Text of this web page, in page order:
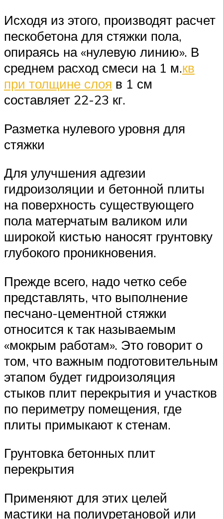
Исходя из этого, производят расчет
пескобетона для стяжки пола,
опираясь на «нулевую линию». В
среднем расход смеси на 1 м.кв
при толщине слоя в 1 см
составляет 22-23 кг.
Разметка нулевого уровня для
стяжки
Для улучшения адгезии
гидроизоляции и бетонной плиты
на поверхность существующего
пола матерчатым валиком или
широкой кистью наносят грунтовку
глубокого проникновения.
Прежде всего, надо четко себе
представлять, что выполнение
песчано-цементной стяжки
относится к так называемым
«мокрым работам». Это говорит о
том, что важным подготовительным
этапом будет гидроизоляция
стыков плит перекрытия и участков
по периметру помещения, где
плиты примыкают к стенам.
Грунтовка бетонных плит
перекрытия
Применяют для этих целей
мастики на полиуретановой или